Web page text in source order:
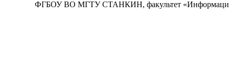
ФГБОУ ВО МГТУ СТАНКИН, факультет